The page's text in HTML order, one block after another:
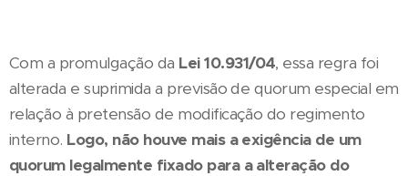
Com a promulgação da Lei 10.931/04, essa regra foi
alterada e suprimida a previsão de quorum especial em
relação à pretensão de modificação do regimento
interno. Logo, não houve mais a exigência de um
quorum legalmente fixado para a alteração do